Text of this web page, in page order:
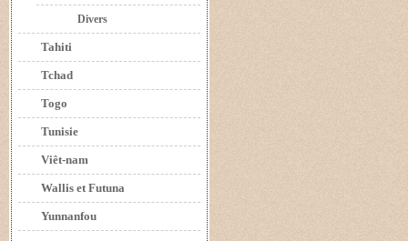
Divers
Tahiti
Tchad
Togo
Tunisie
Viêt-nam
Wallis et Futuna
Yunnanfou